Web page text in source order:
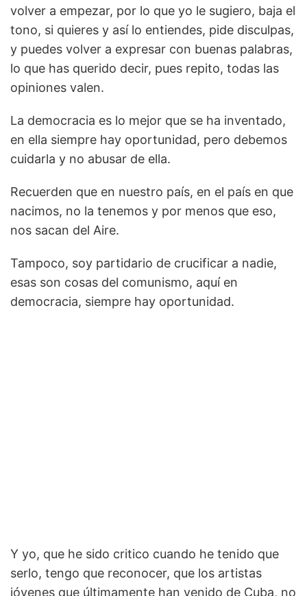
volver a empezar, por lo que yo le sugiero, baja el
tono, si quieres y así lo entiendes, pide disculpas,
y puedes volver a expresar con buenas palabras,
lo que has querido decir, pues repito, todas las
opiniones valen.
La democracia es lo mejor que se ha inventado,
en ella siempre hay oportunidad, pero debemos
cuidarla y no abusar de ella.
Recuerden que en nuestro país, en el país en que
nacimos, no la tenemos y por menos que eso,
nos sacan del Aire.
Tampoco, soy partidario de crucificar a nadie,
esas son cosas del comunismo, aquí en
democracia, siempre hay oportunidad.
Y yo, que he sido critico cuando he tenido que
serlo, tengo que reconocer, que los artistas
jóvenes que últimamente han venido de Cuba, no